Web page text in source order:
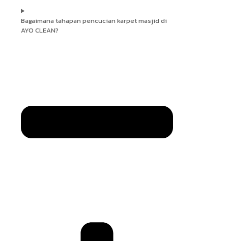
Bagaimana tahapan pencucian karpet masjid di
AYO CLEAN?